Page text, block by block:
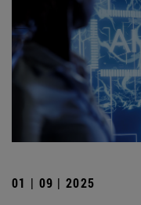
01 | 09 | 2025